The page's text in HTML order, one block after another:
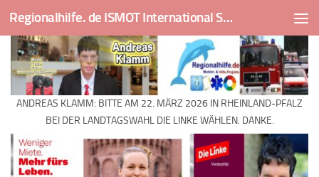
Skip to content Regionalhilfe. de ISMOT International Social And Medical Outreach Team
ANDREAS KLAMM: BITTE AM 22. MÄRZ 2026 IN RHEINLAND-PFALZ
BEI DER LANDTAGSWAHL DIE LINKE WÄHLEN. DANKE.